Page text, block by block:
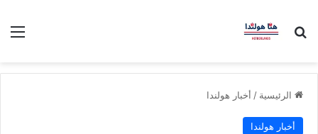
بحث عن
الرئيسية / أخبار هولندا
أخبار هولندا